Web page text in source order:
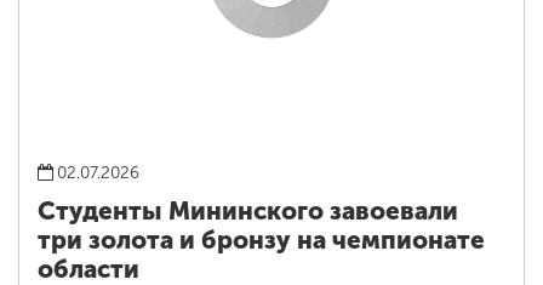
02.07.2026
Студенты Мининского завоевали
три золота и бронзу на чемпионате
области